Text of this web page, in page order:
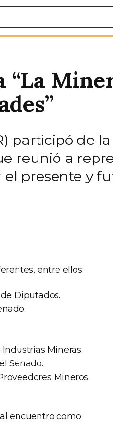
“La
participó de
reunió a
presente y
entre ellos:
Diputados.
Mineras.
Senado.
Mineros.
encuentro como